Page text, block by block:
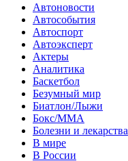
Автоновости
Автособытия
Автоспорт
Автоэксперт
Актеры
Аналитика
Баскетбол
Безумный мир
Биатлон/Лыжи
Бокс/MMA
Болезни и лекарства
В мире
В России